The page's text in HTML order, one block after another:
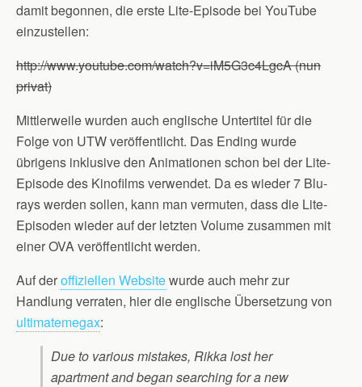
damit begonnen, die erste Lite-Episode bei YouTube
einzustellen:
http://www.youtube.com/watch?v=iM5G3c4LgcA (nun
privat)
Mittlerweile wurden auch englische Untertitel für die
Folge von UTW veröffentlicht. Das Ending wurde
übrigens inklusive den Animationen schon bei der Lite-
Episode des Kinofilms verwendet. Da es wieder 7 Blu-
rays werden sollen, kann man vermuten, dass die Lite-
Episoden wieder auf der letzten Volume zusammen mit
einer OVA veröffentlicht werden.
Auf deroffiziellen Websitewurde auch mehr zur
Handlung verraten, hier die englische Übersetzung von
ultimatemegax:
Due to various mistakes, Rikka lost her
apartment and began searching for a new